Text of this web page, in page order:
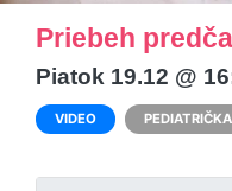
Priebeh
Piatok 19.12 @
VIDEO PEDIATRIČKA